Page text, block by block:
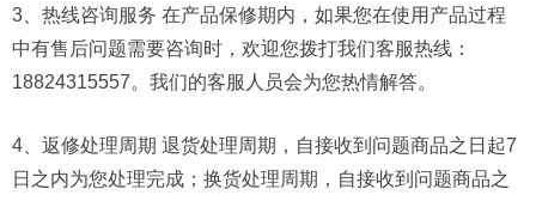
3、热线咨询服务 在产品保修期内，如果您在使用产品过程
中有售后问题需要咨询时，欢迎您拨打我们客服热线：
18824315557。我们的客服人员会为您热情解答。
4、返修处理周期 退货处理周期，自接收到问题商品之日起7
日之内为您处理完成；换货处理周期，自接收到问题商品之